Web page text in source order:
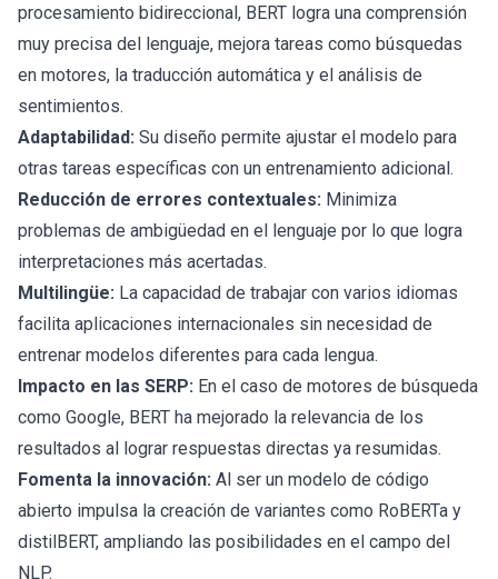
procesamiento bidireccional, BERT logra una comprensión
muy precisa del lenguaje, mejora tareas como búsquedas
en motores, la traducción automática y el análisis de
sentimientos.
Adaptabilidad: Su diseño permite ajustar el modelo para
otras tareas específicas con un entrenamiento adicional.
Reducción de errores contextuales: Minimiza
problemas de ambigüedad en el lenguaje por lo que logra
interpretaciones más acertadas.
Multilingüe: La capacidad de trabajar con varios idiomas
facilita aplicaciones internacionales sin necesidad de
entrenar modelos diferentes para cada lengua.
Impacto en las SERP: En el caso de motores de búsqueda
como Google, BERT ha mejorado la relevancia de los
resultados al lograr respuestas directas ya resumidas.
Fomenta la innovación: Al ser un modelo de código
abierto impulsa la creación de variantes como RoBERTa y
distilBERT, ampliando las posibilidades en el campo del
NLP.